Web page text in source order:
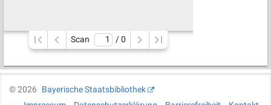
Scan / 0
©2026
Bayerische Staatsbibliothek